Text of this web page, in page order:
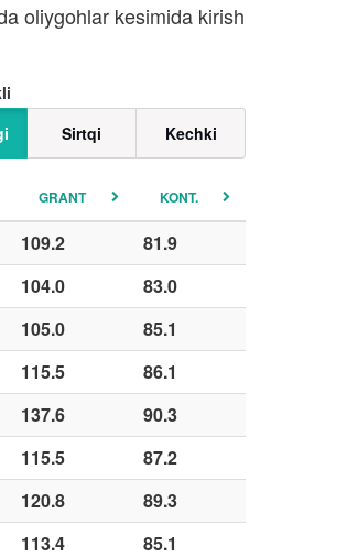
oliygohlar kesimida kirish
Sirtqi Kechki
GRANT KONT.
109.2
81.9
104.0
83.0
105.0
85.1
115.5
86.1
137.6
90.3
115.5
87.2
120.8
89.3
113.4 85.1